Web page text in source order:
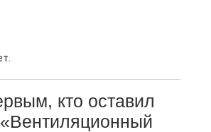
кто оставил